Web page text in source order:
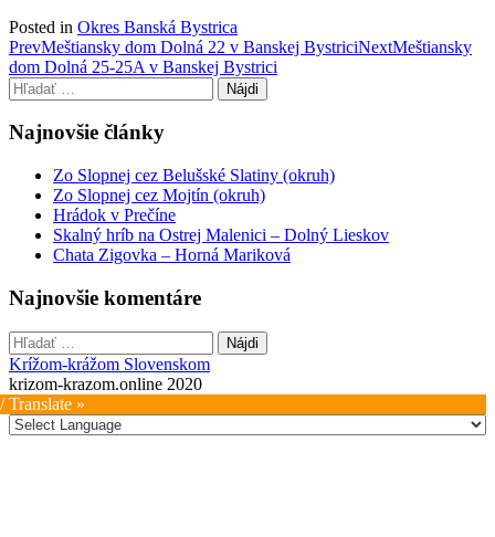
Posted in Okres Banská Bystrica
Post
navigation
PrevMeštiansky dom Dolná 22 v Banskej BystriciNextMeštiansky
dom Dolná 25-25A v Banskej Bystrici
Hľadať:
Najnovšie články
Zo Slopnej cez Belušské Slatiny (okruh)
Zo Slopnej cez Mojtín (okruh)
Hrádok v Prečíne
Skalný hríb na Ostrej Malenici – Dolný Lieskov
Chata Zigovka – Horná Mariková
Najnovšie komentáre
Hľadať:
Krížom-krážom Slovenskom
krizom-krazom.online 2020
Translate »